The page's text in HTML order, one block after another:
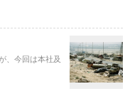
、今回は本社及